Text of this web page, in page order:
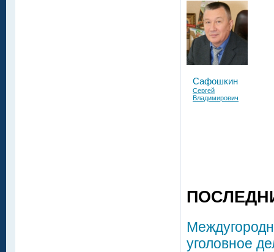
Сафошкин
Сергей
Владимирович
уголовное